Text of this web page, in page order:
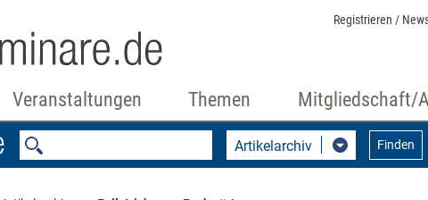
Registrieren /
Veranstaltungen Themen Mitgliedschaft/
Artikelarchiv Finden